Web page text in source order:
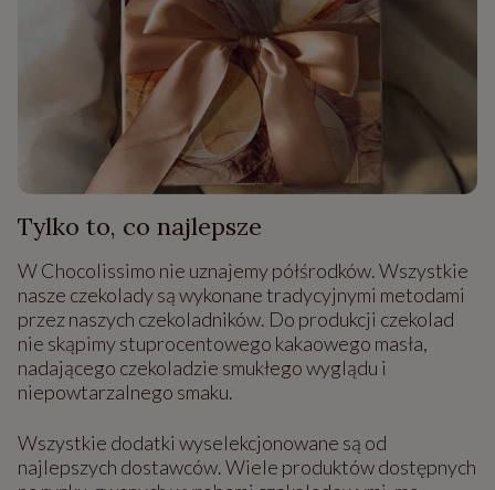
Tylko to, co najlepsze
W Chocolissimo nie uznajemy półśrodków. Wszystkie
nasze czekolady są wykonane tradycyjnymi metodami
przez naszych czekoladników. Do produkcji czekolad
nie skąpimy stuprocentowego kakaowego masła,
nadającego czekoladzie smukłego wyglądu i
niepowtarzalnego smaku.
Wszystkie dodatki wyselekcjonowane są od
najlepszych dostawców. Wiele produktów dostępnych